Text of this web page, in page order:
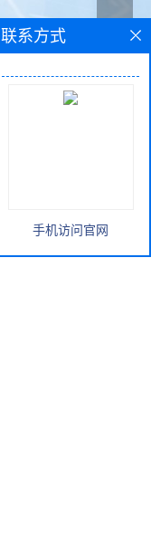
联系方式
手机访问官网